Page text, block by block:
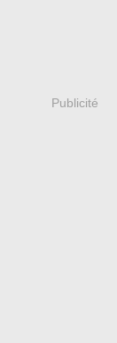
Publicité